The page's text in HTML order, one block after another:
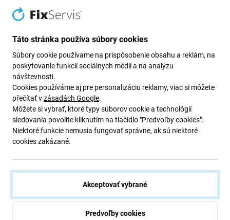
TF300T.
Kompletný diel obnovuje pripojenie nabíjačky a stabilný
prenos napájania do zariadenia.
Kvalita náhradného dielu
Aftermarket:Tento náhradný diel vyrába tretia strana
ako alternatívu k pôvodnému komponentu. Je navrhnutý
tak, aby zabezpečil správne osadenie a funkčnosť v
kompatibilnom zariadení. V porovnaní s originálnym
spracovaní alebo výkone.
Montáž a odporúčania:
pred montážou skontrolujte nabíjací kábel, batériu a
Táto stránka používa súbory cookies
Súbory cookie používame na prispôsobenie obsahu a reklám, na
poskytovanie funkcií sociálnych médií a na analýzu
návštevnosti.
Cookies používáme aj pre personalizáciu reklamy, viac si môžete
přečítať vzásadách Google.
Môžete si vybrať, ktoré typy súborov cookie a technológií
sledovania povolíte kliknutím na tlačidlo "Predvoľby cookies".
Niektoré funkcie nemusia fungovať správne, ak sú niektoré
cookies zakázané.
Akceptovať vybrané
Predvoľby cookies